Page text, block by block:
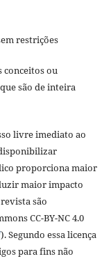
restrições
conceitos ou
são de inteira
livre imediato ao
proporciona maior
maior impacto
são
CC-BY-NC 4.0
). Segundo essa licença
para fins não